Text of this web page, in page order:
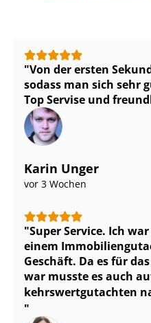
Von der ersten
sodass man sich sehr
Top Servise und
Karin Unger
vor 3 Wochen
Super Service. Ich
einem
Geschäft. Da es für
war musste es auch
kehrs­wert­gut­ach­ten